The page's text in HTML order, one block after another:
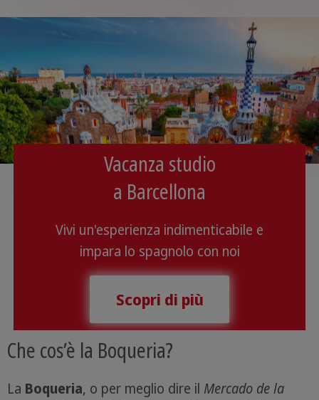
Vacanza studio
a Barcellona
Vivi un'esperienza indimenticabile e
impara lo spagnolo con noi
Scopri di più
Che cos’è la Boqueria?
La Boqueria, o per meglio dire il Mercado de la